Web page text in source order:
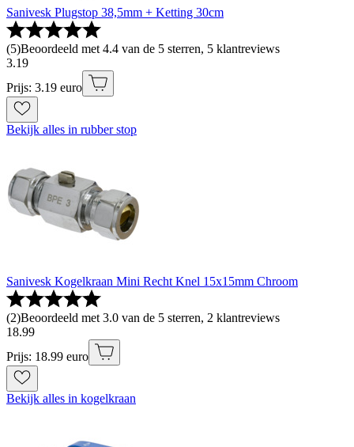
Sanivesk Plugstop 38,5mm + Ketting 30cm
(5)Beoordeeld met 4.4 van de 5 sterren, 5 klantreviews
3.19
Prijs: 3.19 euro
Bekijk alles in rubber stop
Sanivesk Kogelkraan Mini Recht Knel 15x15mm Chroom
(2)Beoordeeld met 3.0 van de 5 sterren, 2 klantreviews
18.99
Prijs: 18.99 euro
Bekijk alles in kogelkraan